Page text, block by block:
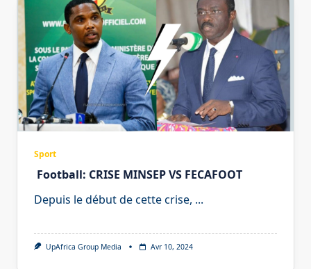
Sport
Football: CRISE MINSEP VS FECAFOOT
Depuis le début de cette crise, ...
UpAfrica Group Media Avr 10, 2024